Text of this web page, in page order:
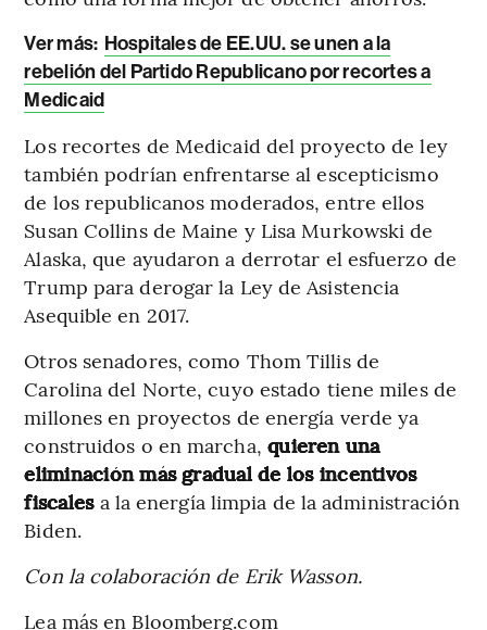
Ver más: Hospitales de EE.UU. se unen a la
rebelión del Partido Republicano por recortes a
Medicaid
Los recortes de Medicaid del proyecto de ley
también podrían enfrentarse al escepticismo
de los republicanos moderados, entre ellos
Susan Collins de Maine y Lisa Murkowski de
Alaska, que ayudaron a derrotar el esfuerzo de
Trump para derogar la Ley de Asistencia
Asequible en 2017.
Otros senadores, como Thom Tillis de
Carolina del Norte, cuyo estado tiene miles de
millones en proyectos de energía verde ya
construidos o en marcha, quieren una
eliminación más gradual de los incentivos
fiscales a la energía limpia de la administración
Biden.
Con la colaboración de Erik Wasson.
Lea más en Bloomberg.com